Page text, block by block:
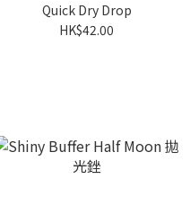
Quick Dry Drop
HK$42.00